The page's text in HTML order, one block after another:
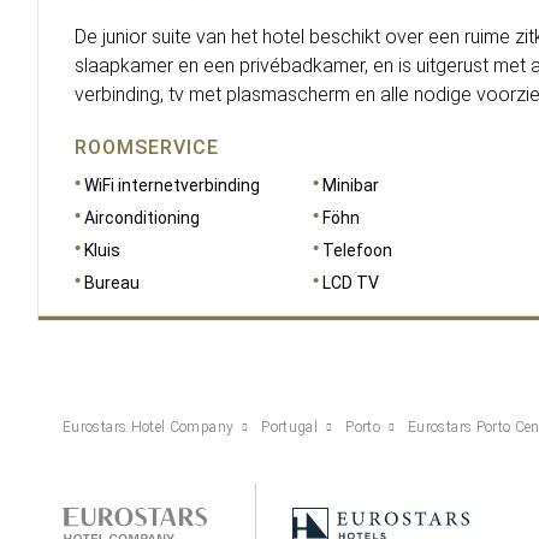
De junior suite van het hotel beschikt over een ruime
slaapkamer en een privébadkamer, en is uitgerust met
verbinding, tv met plasmascherm en alle nodige
ROOMSERVICE
WiFi internetverbinding
Airconditioning
Kluis
Bureau
Minibar
Föhn
Telefoon
LCD TV
Eurostars Hotel Company Portugal Porto Eurostars Porto